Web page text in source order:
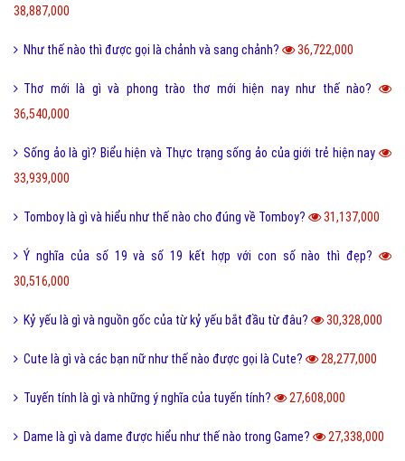
38,887,000
Như thế nào thì được gọi là chảnh và sang chảnh? 36,722,000
Thơ mới là gì và phong trào thơ mới hiện nay như thế nào?
36,540,000
Sống ảo là gì? Biểu hiện và Thực trạng sống ảo của giới trẻ hiện nay
33,939,000
Tomboy là gì và hiểu như thế nào cho đúng về Tomboy? 31,137,000
Ý nghĩa của số 19 và số 19 kết hợp với con số nào thì đẹp?
30,516,000
Kỷ yếu là gì và nguồn gốc của từ kỷ yếu bắt đầu từ đâu? 30,328,000
Cute là gì và các bạn nữ như thế nào được gọi là Cute? 28,277,000
Tuyến tính là gì và những ý nghĩa của tuyến tính? 27,608,000
Dame là gì và dame được hiểu như thế nào trong Game? 27,338,000